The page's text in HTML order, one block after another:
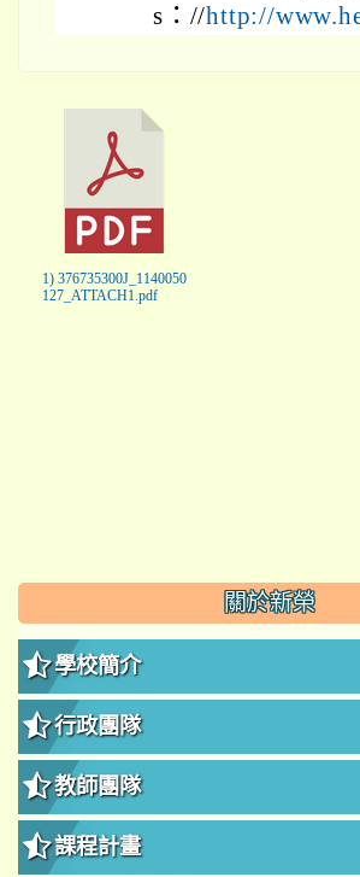
s：//http://
1) 376735300J_1140050
127_ATTACH1.pdf
::: 關於新榮
學校簡介
行政團隊
教師團隊
課程計畫